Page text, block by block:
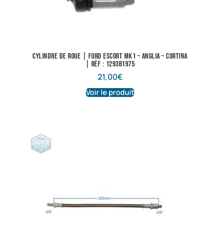
Cylindre de roue | Ford Escort Mk1 – Anglia – Cortina
| Réf : 1293B1975
21,00€
Voir le produit